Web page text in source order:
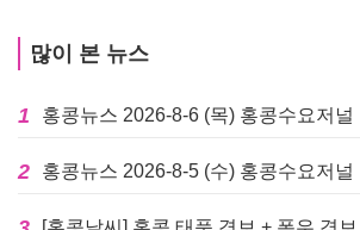
많이 본 뉴스
1 홍콩뉴스 2026-8-6 (목) 홍콩수요저널
2 홍콩뉴스 2026-8-5 (수) 홍콩수요저널